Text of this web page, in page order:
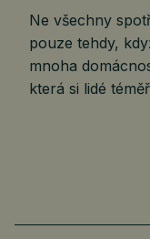
Ne všechny
pouze tehdy,
mnoha
která si lidé